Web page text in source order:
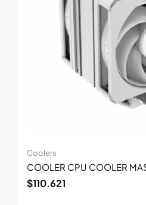
Coolers
COOLER CPU COOLER
$110.621